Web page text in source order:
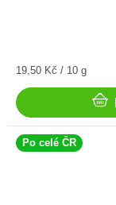
Měrná
19,50 Kč / 10 g
Po celé ČR